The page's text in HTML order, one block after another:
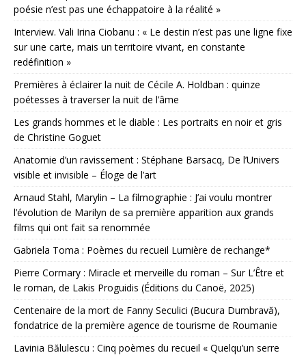
poésie n’est pas une échappatoire à la réalité »
Interview. Vali Irina Ciobanu : « Le destin n’est pas une ligne fixe
sur une carte, mais un territoire vivant, en constante
redéfinition »
Premières à éclairer la nuit de Cécile A. Holdban : quinze
poétesses à traverser la nuit de l’âme
Les grands hommes et le diable : Les portraits en noir et gris
de Christine Goguet
Anatomie d’un ravissement : Stéphane Barsacq, De l’Univers
visible et invisible – Éloge de l’art
Arnaud Stahl, Marylin – La filmographie : J’ai voulu montrer
l’évolution de Marilyn de sa première apparition aux grands
films qui ont fait sa renommée
Gabriela Toma : Poèmes du recueil Lumière de rechange*
Pierre Cormary : Miracle et merveille du roman – Sur L’Être et
le roman, de Lakis Proguidis (Éditions du Canoë, 2025)
Centenaire de la mort de Fanny Seculici (Bucura Dumbravă),
fondatrice de la première agence de tourisme de Roumanie
Lavinia Bălulescu : Cinq poèmes du recueil « Quelqu’un serre